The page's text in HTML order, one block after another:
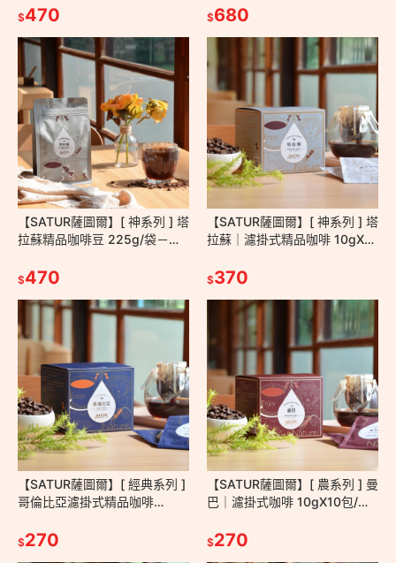
式 台灣小農
$470 $680
【SATUR薩圖爾】[ 神系列 ] 塔
拉蘇精品咖啡豆 225g/袋－哥
式 莊園級咖啡豆
$470
【SATUR薩圖爾】[ 神系列 ] 塔
拉蘇｜濾掛式精品咖啡 10gX10
園級咖啡豆
$370
【SATUR薩圖爾】[ 經典系列 ]
哥倫比亞濾掛式精品咖啡
手沖 台灣百大伴手禮
$270
【SATUR薩圖爾】[ 農系列 ] 曼
巴｜濾掛式咖啡 10gX10包/盒
拿鐵
$270